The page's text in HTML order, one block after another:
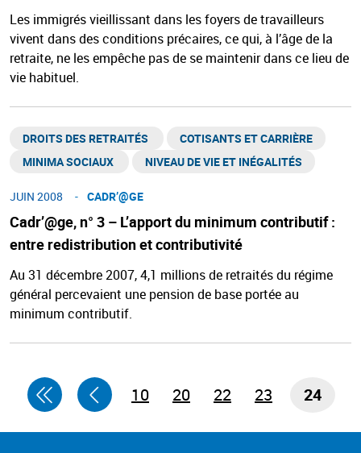
Les immigrés vieillissant dans les foyers de travailleurs
vivent dans des conditions précaires, ce qui, à l’âge de la
retraite, ne les empêche pas de se maintenir dans ce lieu de
vie habituel.
Cadr’@ge, n° 3 – L’apport du minimum contributif :
entre redistribution et contributivité
DROITS DES RETRAITÉS ​
COTISANTS ET CARRIÈRE
MINIMA SOCIAUX ​
NIVEAU DE VIE ET INÉGALITÉS​
JUIN 2008 CADR’@GE​
Au 31 décembre 2007, 4,1 millions de retraités du régime
général percevaient une pension de base portée au
minimum contributif.
10 20 22 23 24